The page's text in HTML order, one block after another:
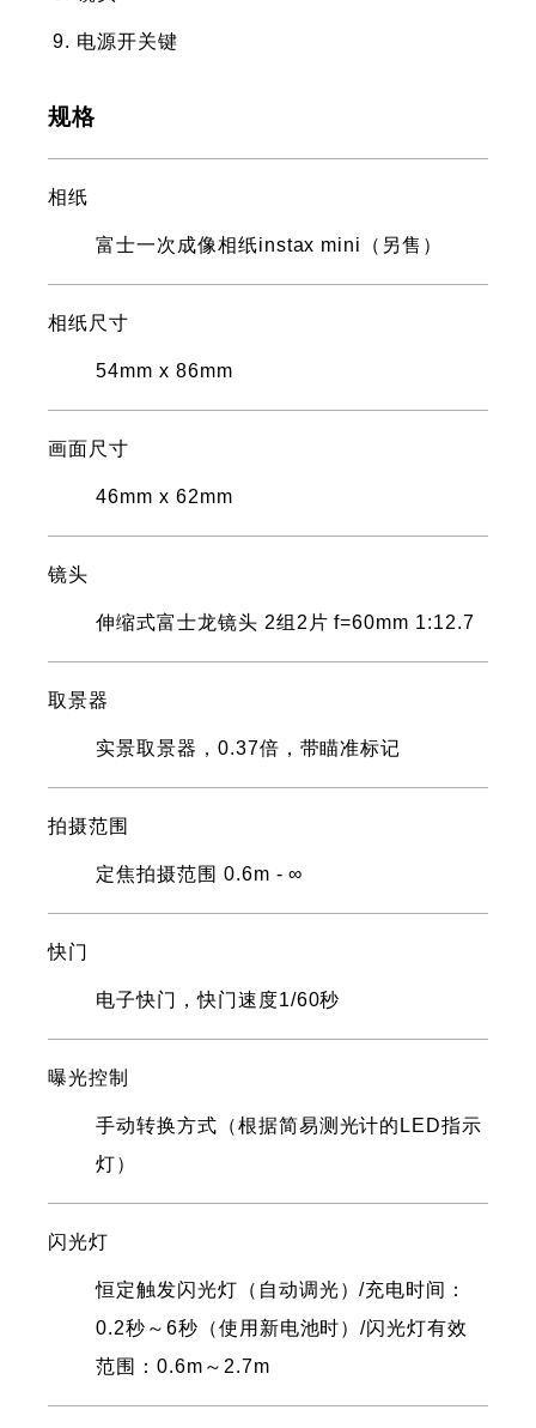
电源开关键
规格
相纸
富士一次成像相纸instax mini（另售）
相纸尺寸
54mm x 86mm
画面尺寸
46mm x 62mm
镜头
伸缩式富士龙镜头 2组2片 f=60mm 1:12.7
取景器
实景取景器，0.37倍，带瞄准标记
拍摄范围
定焦拍摄范围 0.6m - ∞
快门
电子快门，快门速度1/60秒
曝光控制
手动转换方式（根据简易测光计的LED指示
灯）
闪光灯
恒定触发闪光灯（自动调光）/充电时间：
0.2秒～6秒（使用新电池时）/闪光灯有效
范围：0.6m～2.7m